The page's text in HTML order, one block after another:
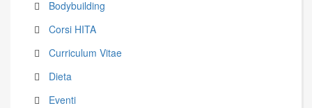
Bodybuilding
Corsi HITA
Curriculum Vitae
Dieta
Eventi